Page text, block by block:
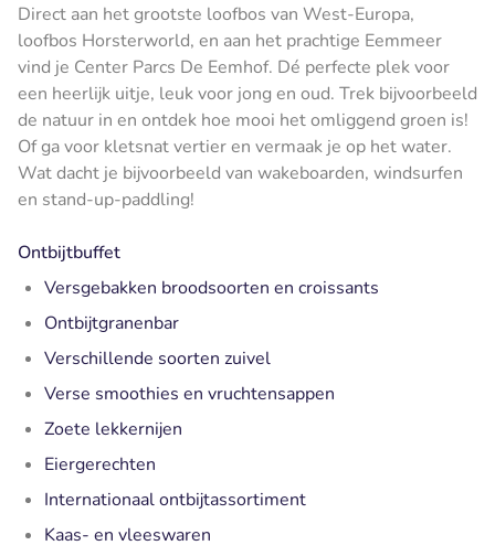
Direct aan het grootste loofbos van West-Europa,
loofbos Horsterworld, en aan het prachtige Eemmeer
vind je Center Parcs De Eemhof. Dé perfecte plek voor
een heerlijk uitje, leuk voor jong en oud. Trek bijvoorbeeld
de natuur in en ontdek hoe mooi het omliggend groen is!
Of ga voor kletsnat vertier en vermaak je op het water.
Wat dacht je bijvoorbeeld van wakeboarden, windsurfen
en stand-up-paddling!
Ontbijtbuffet
Versgebakken broodsoorten en croissants
Ontbijtgranenbar
Verschillende soorten zuivel
Verse smoothies en vruchtensappen
Zoete lekkernijen
Eiergerechten
Internationaal ontbijtassortiment
Kaas- en vleeswaren